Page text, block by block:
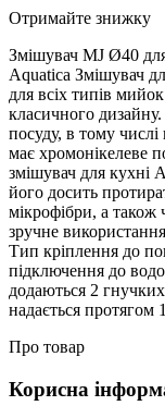
Отримайте знижку
Змішувач MJ Ø40
Aquatica Змішувач
для всіх типів
класичного дизайну.
посуду, в тому
має хромонікелеве
змішувач для кухні
його досить
мікрофібри, а також
зручне
Тип кріплення до
підключення до
додаються 2
надається протягом
Про товар
Корисна